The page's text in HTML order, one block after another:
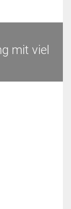
mit viel